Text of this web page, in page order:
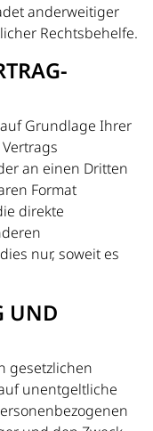
anderweitiger
Rechtsbehelfe.
Grundlage Ihrer
an einen Dritten
Format
direkte
nur, soweit es
UND
gesetzlichen
unentgeltliche